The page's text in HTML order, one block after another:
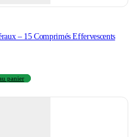
– 15 Comprimés Effervescents
panier